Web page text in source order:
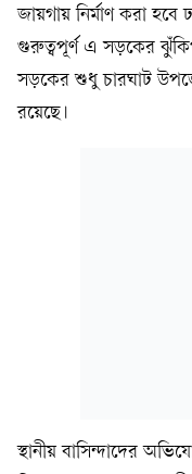
জায়গায় নির্মাণ করা
গুরুত্বপূর্ণ এ সড়কের
সড়কের শুধু চারঘাট
রয়েছে।
স্থানীয় বাসিন্দাদের